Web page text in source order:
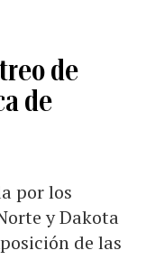
de
de
por los
y Dakota
de las